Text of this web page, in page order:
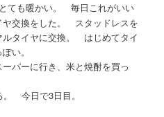
ても暖かい。 毎日これがいい
交換をした。 スタッドレスを
ルタイヤに交換。 はじめてタイ
い。
パーに行き、米と焼酎を買っ
。 今日で3日目。